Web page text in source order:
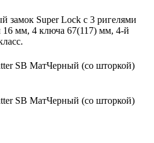
замок Super Lock с 3 ригелями
16 мм, 4 ключа 67(117) мм, 4-й
SB МатЧерный (со шторкой)
SB МатЧерный (со шторкой)